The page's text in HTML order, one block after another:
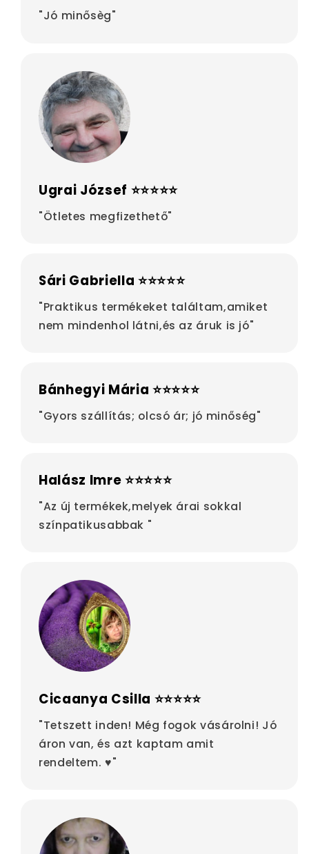
"Jó minősèg"
Ugrai József ⭐⭐⭐⭐⭐
"Ötletes megfizethető"
Sári Gabriella ⭐⭐⭐⭐⭐
"Praktikus termékeket találtam,amiket
nem mindenhol látni,és az áruk is jó"
Bánhegyi Mária ⭐⭐⭐⭐⭐
"Gyors szállítás; olcsó ár; jó minőség"
Halász Imre ⭐⭐⭐⭐⭐
"Az új termékek,melyek árai sokkal
színpatikusabbak "
Cicaanya Csilla ⭐⭐⭐⭐⭐
"Tetszett inden! Még fogok vásárolni! Jó
áron van, és azt kaptam amit
rendeltem. ♥"